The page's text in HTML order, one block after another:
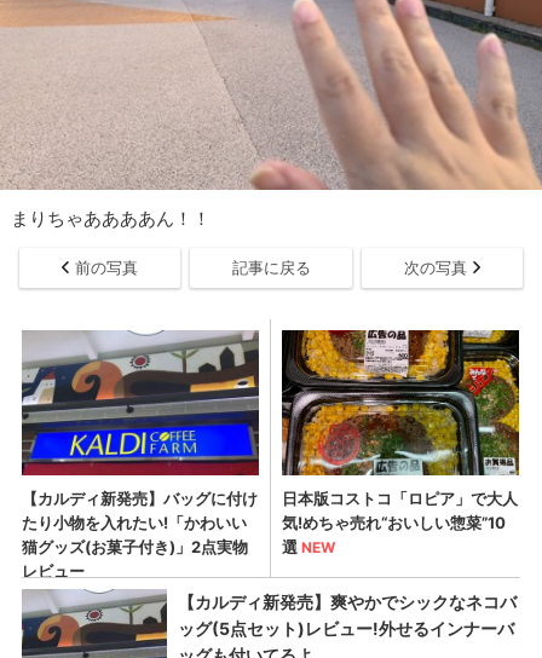
まりちゃああああん！！
前の写真 記事に戻る 次の写真